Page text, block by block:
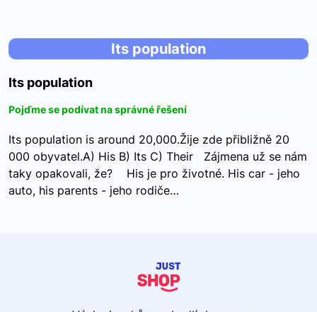
Its population
Its population
Pojďme se podívat na správné řešení
Its population is around 20,000.Žije zde přibližně 20
000 obyvatel.A) His B) Its C) Their Zájmena už se nám
taky opakovali, že? His je pro životné. His car - jeho
auto, his parents - jeho rodiče…